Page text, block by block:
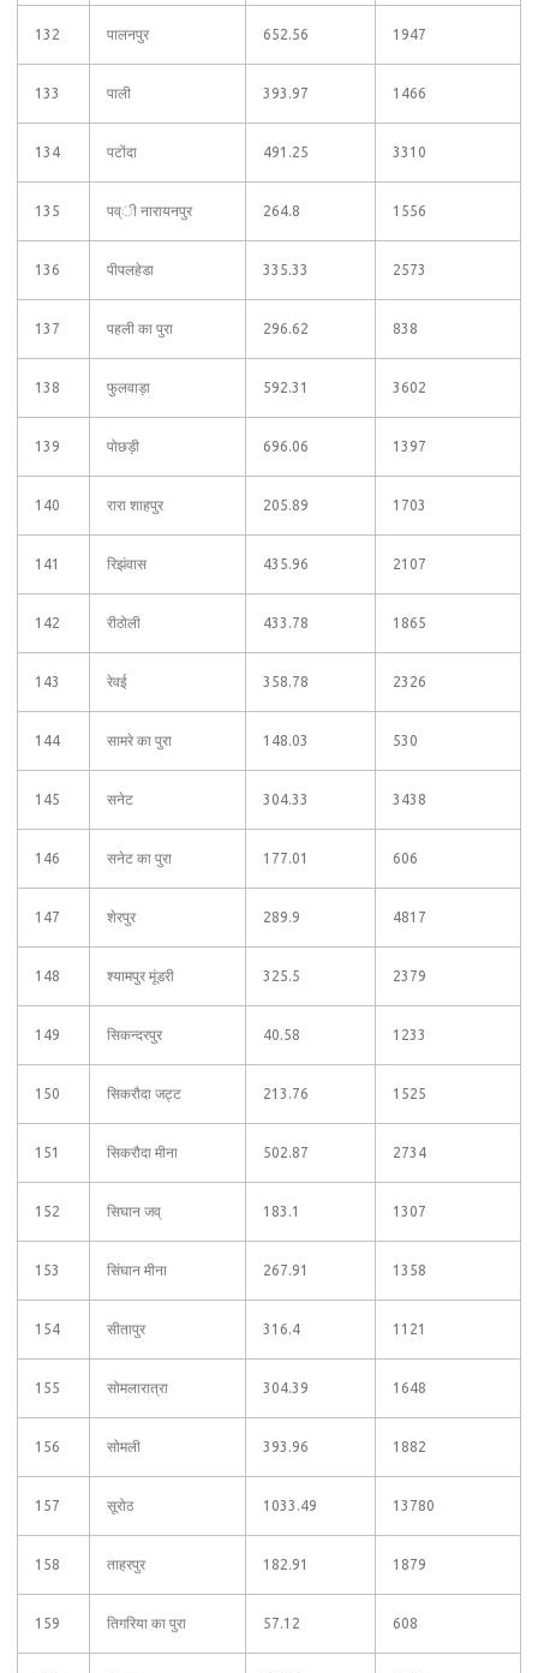
132 पालनपुर 652.56 1947
133 पाली 393.97 1466
134 पटोंदा 491.25 3310
135 पव्ी नारायनपुर 264.8 1556
136 पीपलहेडा 335.33 2573
137 पहली का पुरा 296.62 838
138 फुलवाड़ा 592.31 3602
139 पोछड़ी 696.06 1397
140 रारा शाहपुर 205.89 1703
141 रिझंवास 435.96 2107
142 रीठोली 433.78 1865
143 रेवई 358.78 2326
144 सामरे का पुरा 148.03 530
145 सनेट 304.33 3438
146 सनेट का पुरा 177.01 606
147 शेरपुर 289.9 4817
148 श्यामपुर मूंडरी 325.5 2379
149 सिकन्दरपुर 40.58 1233
150 सिकरौदा जट्ट 213.76 1525
151 सिकरौदा मीना 502.87 2734
152 सिघान जव् 183.1 1307
153 सिंघान मीना 267.91 1358
154 सीतापुर 316.4 1121
155 सोमलारात्रा 304.39 1648
156 सोमली 393.96 1882
157 सूरोठ 1033.49 13780
158 ताहरपुर 182.91 1879
159 तिगरिया का पुरा 57.12 608